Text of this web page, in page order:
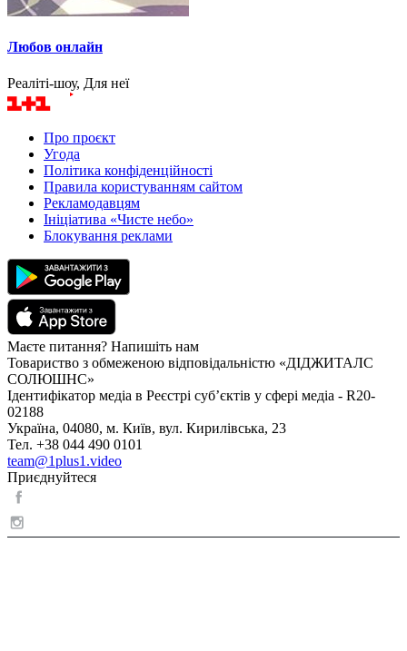
Любов онлайн
Реаліті-шоу, Для неї
Про проєкт
Угода
Політика конфіденційності
Правила користуванням сайтом
Рекламодавцям
Ініціатива «Чисте небо»
Блокування реклами
Маєте питання? Напишіть нам
Товариство з обмеженою відповідальністю «ДІДЖИТАЛС
СОЛЮШНС»
Ідентифікатор медіа в Реєстрі суб’єктів у сфері медіа - R20-
02188
Україна, 04080, м. Київ, вул. Кирилівська, 23
Тел. +38 044 490 0101
team@1plus1.video
Приєднуйтеся